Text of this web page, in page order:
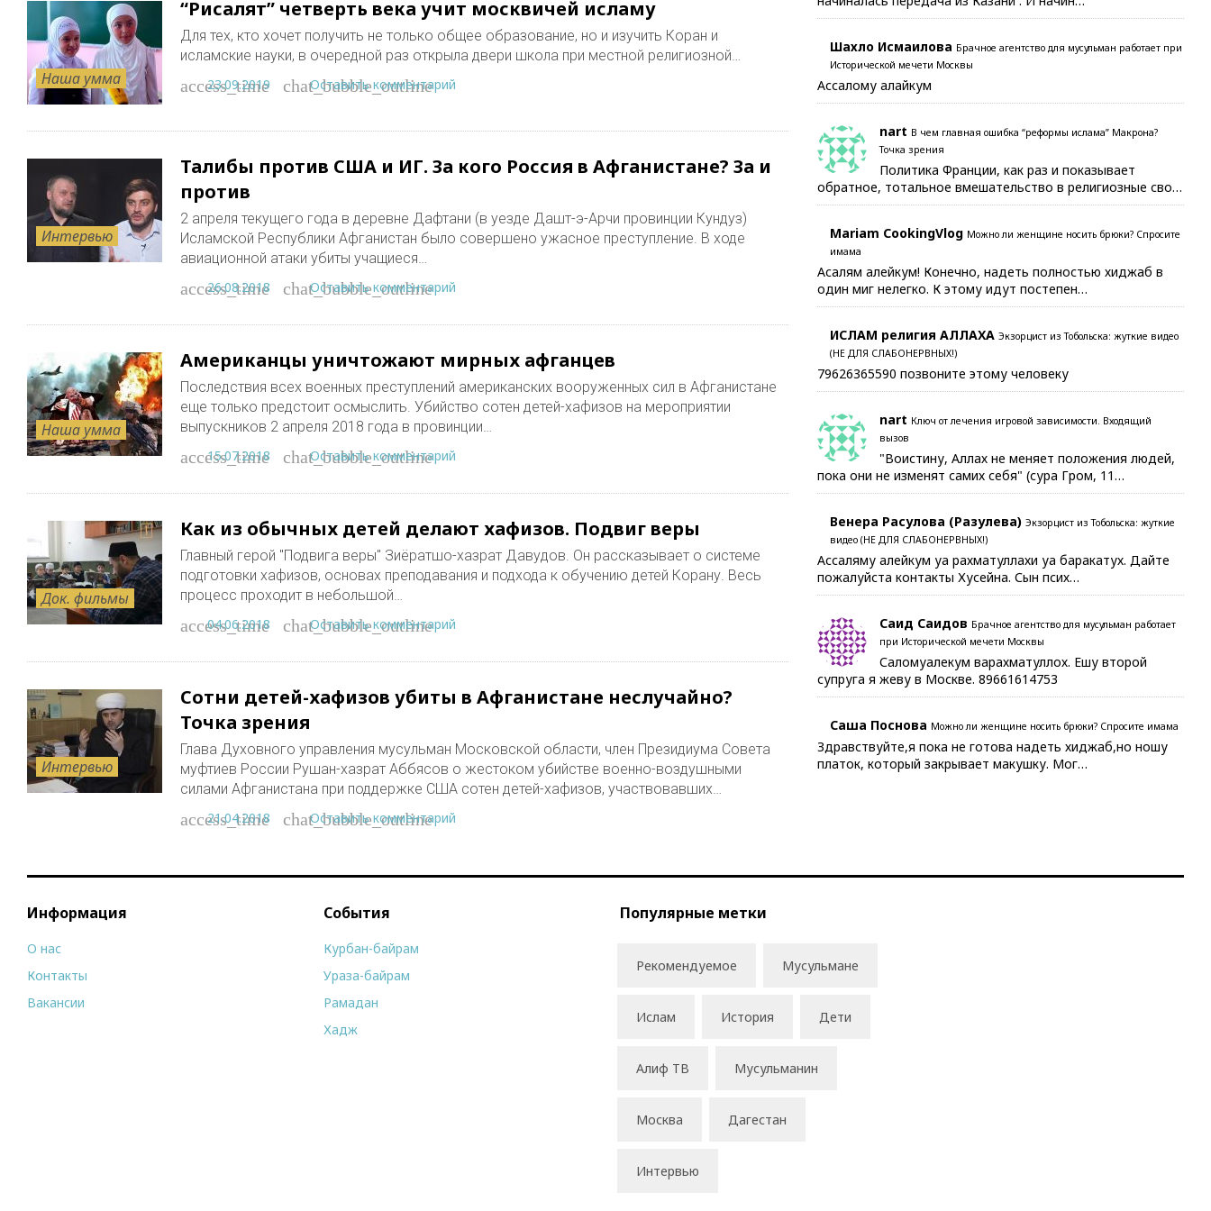
Наша умма
“Рисалят” четверть века учит москвичей исламу
Для тех, кто хочет получить не только общее образование, но и изучить Коран и
исламские науки, в очередной раз открыла двери школа при местной религиозной…
access_time
23.09.2019 chat_bubble_outline
Оставить комментарий
Интервью
Талибы против США и ИГ. За кого Россия в Афганистане? За и
против
2 апреля текущего года в деревне Дафтани (в уезде Дашт-э-Арчи провинции Кундуз)
Исламской Республики Афганистан было совершено ужасное преступление. В ходе
авиационной атаки убиты учащиеся…
access_time
26.08.2018 chat_bubble_outline
Оставить комментарий
Наша умма
Американцы уничтожают мирных афганцев
Последствия всех военных преступлений американских вооруженных сил в Афганистане
еще только предстоит осмыслить. Убийство сотен детей-хафизов на мероприятии
выпускников 2 апреля 2018 года в провинции…
access_time
15.07.2018 chat_bubble_outline
Оставить комментарий
Док. фильмы
Как из обычных детей делают хафизов. Подвиг веры
Главный герой "Подвига веры" Зиёратшо-хазрат Давудов. Он рассказывает о системе
подготовки хафизов, основах преподавания и подхода к обучению детей Корану. Весь
процесс проходит в небольшой…
access_time
04.06.2018 chat_bubble_outline
Оставить комментарий
Интервью
Сотни детей-хафизов убиты в Афганистане неслучайно?
Точка зрения
Глава Духовного управления мусульман Московской области, член Президиума Совета
муфтиев России Рушан-хазрат Аббясов о жестоком убийстве военно-воздушными
силами Афганистана при поддержке США сотен детей-хафизов, участвовавших…
access_time
21.04.2018 chat_bubble_outline
Оставить комментарий
Шахло Исмаилова Брачное агентство для мусульман работает при
Исторической мечети Москвы
Ассалому алайкум
nart В чем главная ошибка “реформы ислама” Макрона?
Точка зрения
Политика Франции, как раз и показывает
обратное, тотальное вмешательство в религиозные сво…
Mariam CookingVlog Можно ли женщине носить брюки? Спросите
имама
Асалям алейкум! Конечно, надеть полностью хиджаб в
один миг нелегко. К этому идут постепен…
ИСЛАМ религия АЛЛАХА Экзорцист из Тобольска: жуткие видео
(НЕ ДЛЯ СЛАБОНЕРВНЫХ!)
79626365590 позвоните этому человеку
nart Ключ от лечения игровой зависимости. Входящий
вызов
"Воистину, Аллах не меняет положения людей,
пока они не изменят самих себя" (сура Гром, 11…
Венера Расулова (Разулева) Экзорцист из Тобольска: жуткие
видео (НЕ ДЛЯ СЛАБОНЕРВНЫХ!)
Ассаляму алейкум уа рахматуллахи уа баракатух. Дайте
пожалуйста контакты Хусейна. Сын псих…
Саид Саидов Брачное агентство для мусульман работает
при Исторической мечети Москвы
Саломуалекум варахматуллох. Ешу второй
супруга я жеву в Москве. 89661614753
Саша Поснова Можно ли женщине носить брюки? Спросите имама
Здравствуйте,я пока не готова надеть хиджаб,но ношу
платок, который закрывает макушку. Мог…
Информация
О нас
Контакты
Вакансии
События
Курбан-байрам
Ураза-байрам
Рамадан
Хадж
Популярные метки
Рекомендуемое Мусульмане
Ислам История Дети
Алиф ТВ Мусульманин
Москва Дагестан
Интервью